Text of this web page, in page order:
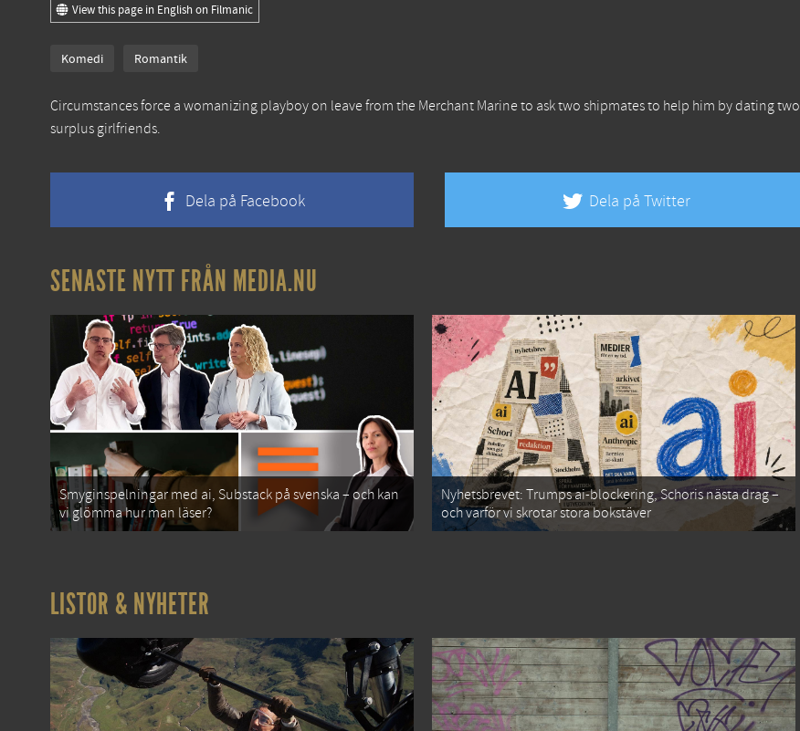
View this page in English on Filmanic
Komedi Romantik
Circumstances force a womanizing playboy on leave from the Merchant Marine to ask two shipmates to help him by dating two
surplus girlfriends.
Dela på Facebook Dela på Twitter
SENASTE NYTT FRÅN MEDIA.NU
Smyginspelningar med ai, Substack på svenska – och kan
vi glömma hur man läser?
Nyhetsbrevet: Trumps ai-blockering, Schoris nästa drag –
och varför vi skrotar stora bokstäver
LISTOR & NYHETER